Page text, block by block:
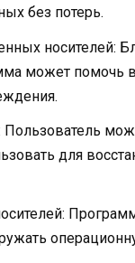
без потерь.
носителей:
может помочь
для